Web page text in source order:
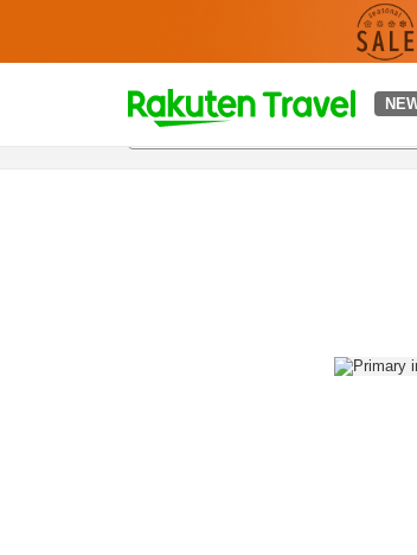
t
p
개요객실 & 숙박 상품이용 후기 편의